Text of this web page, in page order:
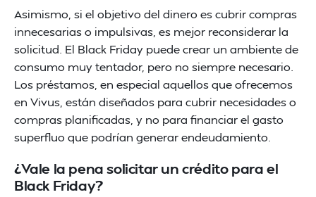
Asimismo, si el objetivo del dinero es cubrir compras
innecesarias o impulsivas, es mejor reconsiderar la
solicitud. El Black Friday puede crear un ambiente de
consumo muy tentador, pero no siempre necesario.
Los préstamos, en especial aquellos que ofrecemos
en Vivus, están diseñados para cubrir necesidades o
compras planificadas, y no para financiar el gasto
superfluo que podrían generar endeudamiento.
¿Vale la pena solicitar un crédito para el
Black Friday?